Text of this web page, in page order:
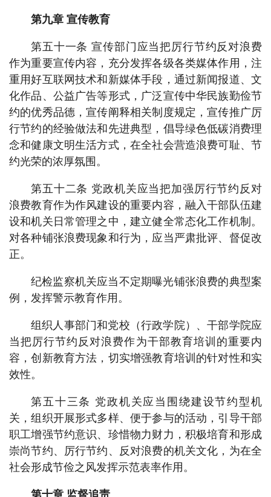
第九章 宣传教育
第五十一条 宣传部门应当把厉行节约反对浪费
作为重要宣传内容，充分发挥各级各类媒体作用，注
重用好互联网技术和新媒体手段，通过新闻报道、文
化作品、公益广告等形式，广泛宣传中华民族勤俭节
约的优秀品德，宣传阐释相关制度规定，宣传推广厉
行节约的经验做法和先进典型，倡导绿色低碳消费理
念和健康文明生活方式，在全社会营造浪费可耻、节
约光荣的浓厚氛围。
第五十二条 党政机关应当把加强厉行节约反对
浪费教育作为作风建设的重要内容，融入干部队伍建
设和机关日常管理之中，建立健全常态化工作机制。
对各种铺张浪费现象和行为，应当严肃批评、督促改
正。
纪检监察机关应当不定期曝光铺张浪费的典型案
例，发挥警示教育作用。
组织人事部门和党校（行政学院）、干部学院应
当把厉行节约反对浪费作为干部教育培训的重要内
容，创新教育方法，切实增强教育培训的针对性和实
效性。
第五十三条 党政机关应当围绕建设节约型机
关，组织开展形式多样、便于参与的活动，引导干部
职工增强节约意识、珍惜物力财力，积极培育和形成
崇尚节约、厉行节约、反对浪费的机关文化，为在全
社会形成节俭之风发挥示范表率作用。
第十章 监督追责